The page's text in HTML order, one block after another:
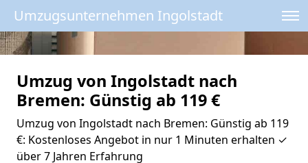
Umzugsunternehmen Ingolstadt
Umzug von Ingolstadt nach
Bremen: Günstig ab 119 €
Umzug von Ingolstadt nach Bremen: Günstig ab 119
€: Kostenloses Angebot in nur 1 Minuten erhalten ✓
über 7 Jahren Erfahrung